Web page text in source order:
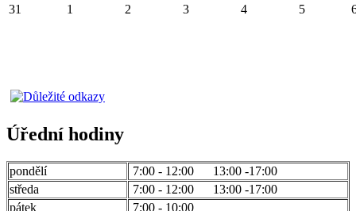
31 1 2 3 4 5
Úřední hodiny
pondělí
7:00 - 12:00 13:00 -17:00
středa
7:00 - 12:00 13:00 -17:00
pátek
7:00 - 10:00